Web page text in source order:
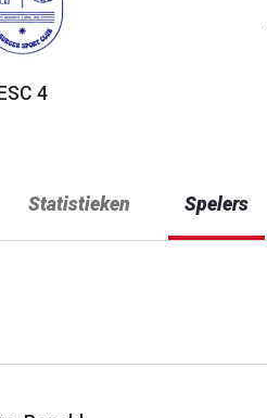
ESC 4
Statistieken Spelers